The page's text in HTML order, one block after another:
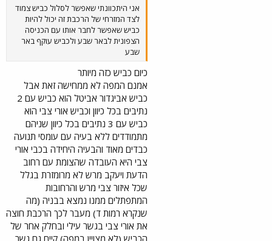
אני היתכוונתי שאפשר לסלול כביש צמוד
לצד המזרחי של הרכבת זה יכול להיות
כביש שאפשר לחבר אותו עם הכניסה
הצפונית לבאר שבע ולכביש עוקף באר
שבע
כיום כביש כזה מיותר
אמנם המפה לא ממחישה זאת אבל
כביש אביגדור אביטל הוא כביש עם 2
נתיבים בכל כיוון וכביש אורי צבי הוא
כביש עם 3 נתיבים בכל כיוון שניהם
מתמודדים ללא בעיה עם עומסי תנועה
כבדים מאוד והבעיה היחידה בכבי אורי
צבי היא העובדה שהצומת עם רחוב
הדעת ויעקב מרש לא מרומזרת בגלל
שכל איזור צבי מרש והרחובות
המתפתלים ממנו נמצא בבניה (מה
שנקרא רמות ד) מעבר לכך הרכבת חוצה
את אורי צבי בגשר עילי ובחלק אחר של
הכביש (לא מצויין במפה) קיים גם גשר